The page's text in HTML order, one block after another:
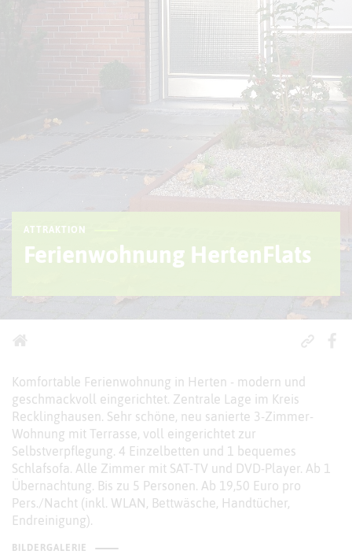
ATTRAKTION
Ferienwohnung HertenFlats
Komfortable Ferienwohnung in Herten - modern und
geschmackvoll eingerichtet. Zentrale Lage im Kreis
Recklinghausen. Sehr schöne, neu sanierte 3-Zimmer-
Wohnung mit Terrasse, voll eingerichtet zur
Selbstverpflegung. 4 Einzelbetten und 1 bequemes
Schlafsofa. Alle Zimmer mit SAT-TV und DVD-Player. Ab 1
Übernachtung. Bis zu 5 Personen. Ab 19,50 Euro pro
Pers./Nacht (inkl. WLAN, Bettwäsche, Handtücher,
Endreinigung).
BILDERGALERIE